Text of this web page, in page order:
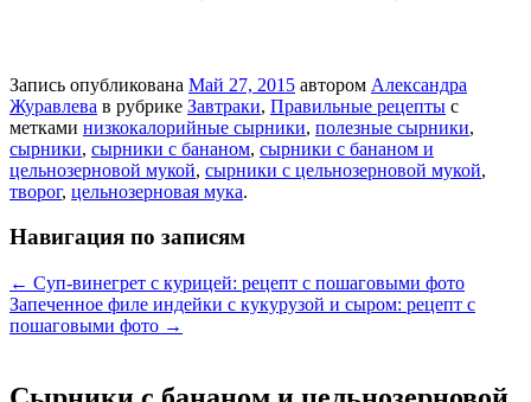
Запись опубликована Май 27, 2015 автором Александра
Журавлева в рубрике Завтраки, Правильные рецепты с
метками низкокалорийные сырники, полезные сырники,
сырники, сырники с бананом, сырники с бананом и
цельнозерновой мукой, сырники с цельнозерновой мукой,
творог, цельнозерновая мука.
Навигация по записям
← Суп-винегрет с курицей: рецепт с пошаговыми фото
Запеченное филе индейки с кукурузой и сыром: рецепт с
пошаговыми фото →